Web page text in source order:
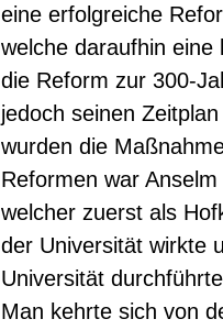
eine erfolgreiche
welche daraufhin
die Reform zur 300-
jedoch seinen
wurden die
Reformen war
welcher zuerst als
der Universität wirkte
Universität
Man kehrte sich von